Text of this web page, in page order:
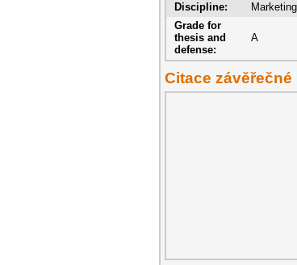
Discipline:
Grade for
thesis and
defense:
A
Citace závěřečné